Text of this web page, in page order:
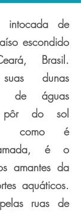
intocada de
escondido
Brasil.
dunas
de águas
pôr do sol
como é
é o
amantes da
aquáticos.
ruas de